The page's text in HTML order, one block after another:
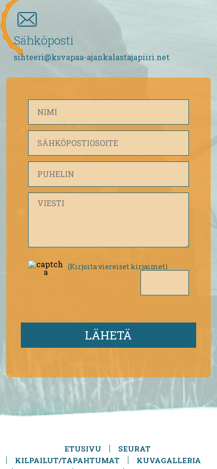
Sähköposti
sihteeri@ksvapaa-ajankalastajapiiri.net
(Kirjoita viereiset kirjaimet)
ETUSIVU
SEURAT
KILPAILUT/TAPAHTUMAT
KUVAGALLERIA